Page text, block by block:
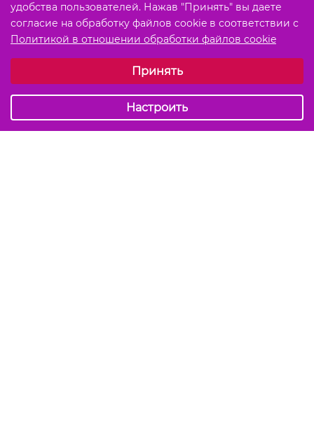
удобства пользователей. Нажав "Принять" вы даете
согласие на обработку файлов cookie в соответствии с
Политикой в отношении обработки файлов cookie
Обязательные (технические)Принять
Настроить